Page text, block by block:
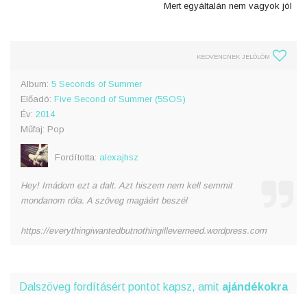
Mert egyáltalán nem vagyok jól
KEDVENCNEK JELÖLÖM
Album: 5 Seconds of Summer
Előadó: Five Second of Summer (5SOS)
Év: 2014
Műfaj: Pop
Fordította: alexajhsz
Hey! Imádom ezt a dalt. Azt hiszem nem kell semmit
mondanom róla. A szöveg magáért beszél
https://everythingiwantedbutnothingilleverneed.wordpress.com
Dalszöveg fordításért pontot kapsz, amit ajándékokra